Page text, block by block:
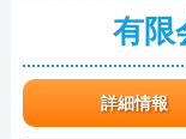
有限
詳細情報